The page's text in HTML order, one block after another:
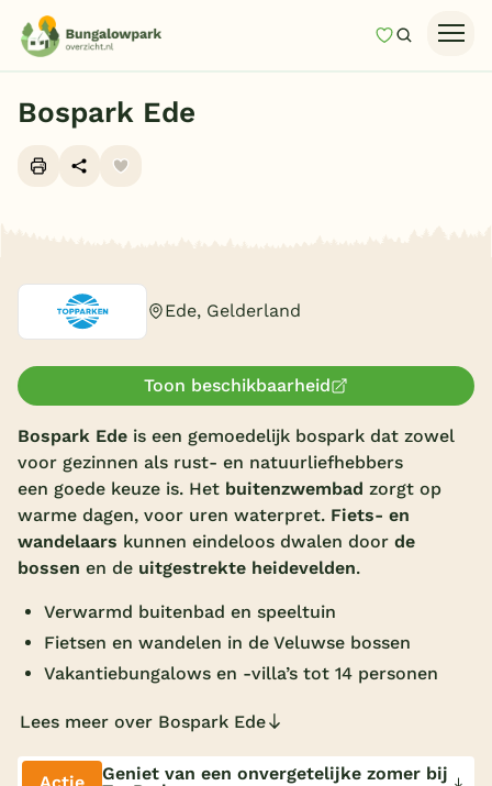
MijnZoeken
Last minutes
Onze vakantiegidsen
Vakantieparken
Subtropisch zwembad
Overdekt zwembad
Wildwaterbaan
Indoor speeltuin
Alle populaire faciliteiten
Bospark Ede
Ede, Gelderland
Toon beschikbaarheid
Bospark Ede is een gemoedelijk bospark dat zowel
voor gezinnen als rust- en natuurliefhebbers
een goede keuze is. Het buitenzwembad zorgt op
warme dagen, voor uren waterpret. Fiets- en
wandelaars kunnen eindeloos dwalen door de
bossen en de uitgestrekte heidevelden.
Verwarmd buitenbad en speeltuin
Fietsen en wandelen in de Veluwse bossen
Vakantiebungalows en -villa’s tot 14 personen
Lees meer over Bospark Ede
Actie
Geniet van een onvergetelijke zomer bij